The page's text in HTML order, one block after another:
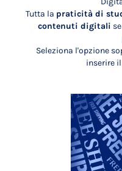
Tutta la praticità di
contenuti digitali
Seleziona l'opzione
inserire